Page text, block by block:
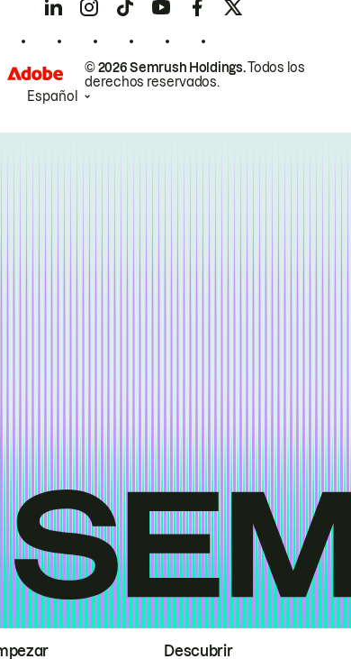
Descubrir
© 2026 Semrush Holdings.Todos los
derechos reservados.
Español